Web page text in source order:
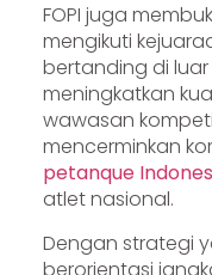
FOPI juga
mengikuti
bertanding di
meningkatkan
wawasan
mencerminkan
petanque
atlet nasional.
Dengan strategi
berorientasi